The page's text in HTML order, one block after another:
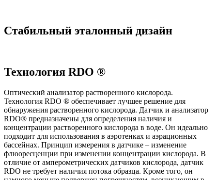
Стабильный эталонный дизайн
Технология RDO ®
Оптический анализатор растворенного кислорода.
Технология RDO ® обеспечивает лучшее решение для
обнаружения растворенного кислорода. Датчик и анализатор
RDO® предназначены для определения наличия и
концентрации растворенного кислорода в воде. Он идеально
подходит для использования в аэротенках и аэрационных
бассейнах. Принцип измерения в датчике – изменение
флюоресценции при изменении концентрации кислорода. В
отличие от амперометрических датчиков кислорода, датчик
RDO не требует наличия потока образца. Кроме того, он